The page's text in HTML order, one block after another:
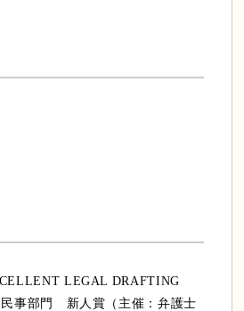
LEGAL DRAFTING
民事部門 新人賞（主催：弁護士